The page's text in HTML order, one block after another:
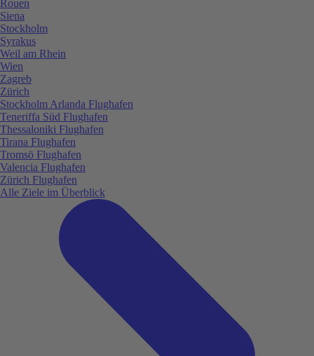
Rouen
Siena
Stockholm
Syrakus
Weil am Rhein
Wien
Zagreb
Zürich
Stockholm Arlanda Flughafen
Teneriffa Süd Flughafen
Thessaloniki Flughafen
Tirana Flughafen
Tromsö Flughafen
Valencia Flughafen
Zürich Flughafen
Alle Ziele im Überblick